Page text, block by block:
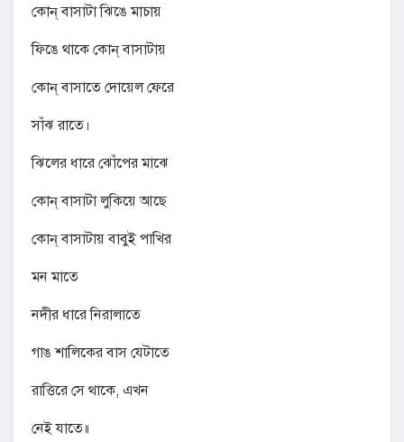
কোন্ বাসাটা ঝিঙে মাচায়
ফিঙে থাকে কোন্ বাসাটায়
কোন্ বাসাতে দোয়েল ফেরে
সাঁঝ রাতে।
ঝিলের ধারে ঝোঁপের মাঝে
কোন্ বাসাটা লুকিয়ে আছে
কোন্ বাসাটায় বাবুই পাখির
মন মাতে
নদীর ধারে নিরালাতে
গাঙ শালিকের বাস যেটাতে
রাত্তিরে সে থাকে, এখন
নেই যাতে॥